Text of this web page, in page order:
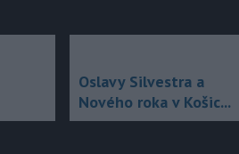
Oslavy Silvestra a
Nového roka v Košic...